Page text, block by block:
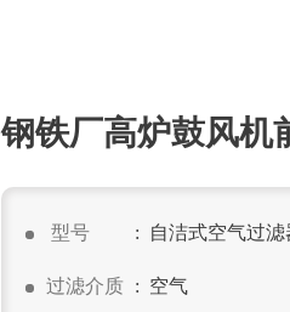
钢铁厂高炉鼓风机
型号 : 自洁式空气过滤
过滤介质 : 空气